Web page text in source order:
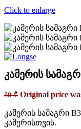
Click to enlarge
კამერის
30₾ Original price
კამერის სამაგრი
კამერისთვის.